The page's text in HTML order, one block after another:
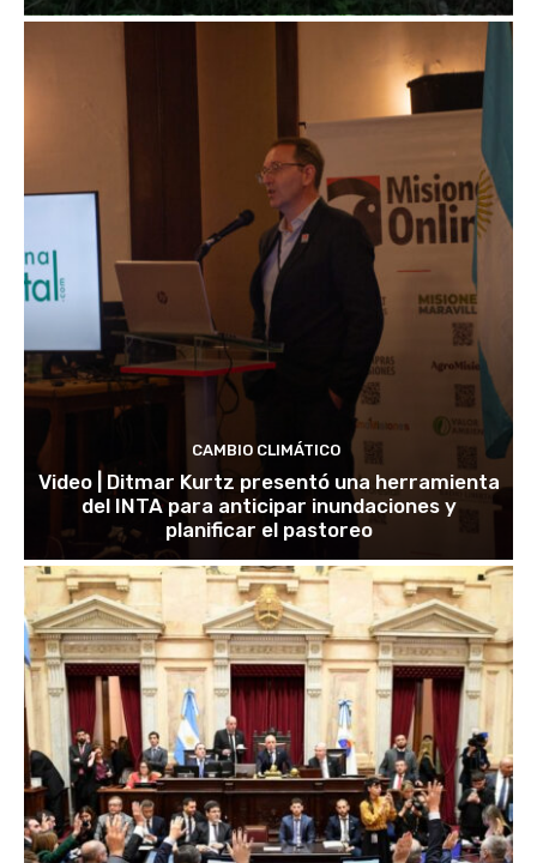
CAMBIO CLIMÁTICO
Video | Ditmar Kurtz presentó una herramienta
del INTA para anticipar inundaciones y
planificar el pastoreo